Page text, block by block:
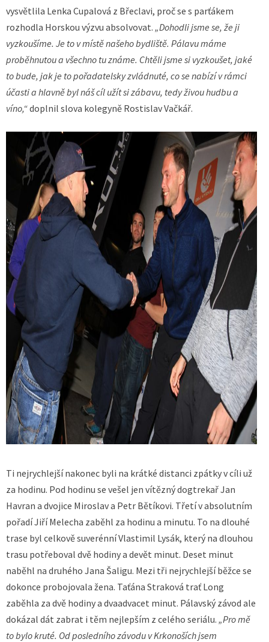
vysvětlila Lenka Cupalová z Břeclavi, proč se s parťákem
rozhodla Horskou výzvu absolvovat. „Dohodli jsme se, že ji
vyzkoušíme. Je to v místě našeho bydliště. Pálavu máme
proběhnutou a všechno tu známe. Chtěli jsme si vyzkoušet, jaké
to bude, jak je to pořadatelsky zvládnuté, co se nabízí v rámci
účasti a hlavně byl náš cíl užít si zábavu, tedy živou hudbu a
víno,“doplnil slova kolegyně Rostislav Vačkář.
Ti nejrychlejší nakonec byli na krátké distanci zpátky v cíli už
za hodinu. Pod hodinu se vešel jen vítězný dogtrekař Jan
Havran a dvojice Miroslav a Petr Bětíkovi. Třetí v absolutním
pořadí Jiří Melecha zaběhl za hodinu a minutu. To na dlouhé
trase byl celkově suverénní Vlastimil Lysák, který na dlouhou
trasu potřeboval dvě hodiny a devět minut. Deset minut
naběhl na druhého Jana Šaligu. Mezi tři nejrychlejší běžce se
dokonce probojovala žena. Taťána Straková trať Long
zaběhla za dvě hodiny a dvaadvacet minut. Pálavský závod ale
dokázal dát zabrat i těm nejlepším z celého seriálu. „Pro mě
to bylo kruté. Od posledního závodu v Krkonoších jsem